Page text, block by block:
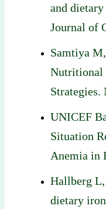
and
Journal of
Samtiya
Nutritional
Strategies.
UNICEF
Situation
Anemia in
Hallberg
dietary